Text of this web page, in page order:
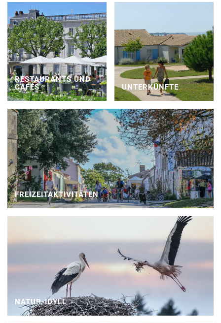
Die perfekte Gelegenheit, den Indian Summer in Rochefort zu
genießen!
RESTAURANTS UND
CAFÉS
UNTERKÜNFTE
FREIZEITAKTIVITÄTEN
NATUR-IDYLL